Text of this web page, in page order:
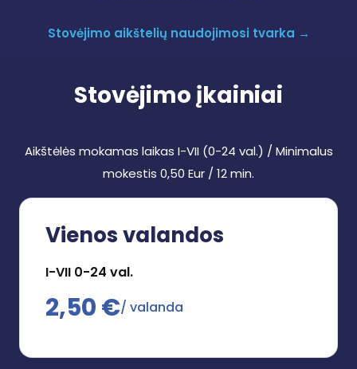
Stovėjimo aikštelių naudojimosi tvarka →
Stovėjimo įkainiai
Aikštėlės mokamas laikas I-VII (0-24 val.) / Minimalus
mokestis 0,50 Eur / 12 min.
Vienos valandos
I-VII 0-24 val.
2,50 €/ valanda